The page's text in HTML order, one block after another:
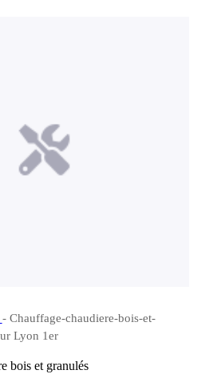
- Chauffage-chaudiere-bois-et-
Lyon 1er
bois et granulés